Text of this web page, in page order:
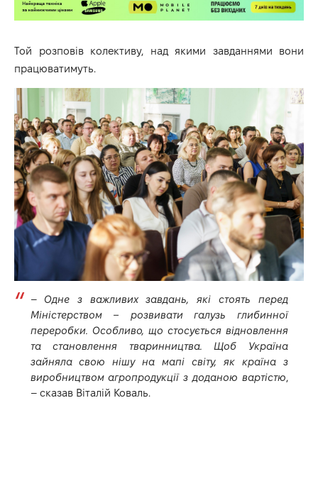
Той розповів колективу, над якими завданнями вони
працюватимуть.
–Одне з важливих завдань, які стоять перед
Міністерством – розвивати галузь глибинної
переробки. Особливо, що стосується відновлення
та становлення тваринництва. Щоб Україна
зайняла свою нішу на мапі світу, як країна з
виробництвом агропродукції з доданою вартістю,
– сказав Віталій Коваль.